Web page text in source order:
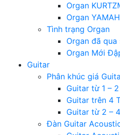
Organ
Organ
Tình trạng Organ
Organ đã qua
Organ Mới
Guitar
Phân khúc giá
Guitar từ 1 –
Guitar trên 4
Guitar từ 2 –
Đàn Guitar